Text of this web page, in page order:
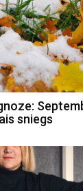
sniegs